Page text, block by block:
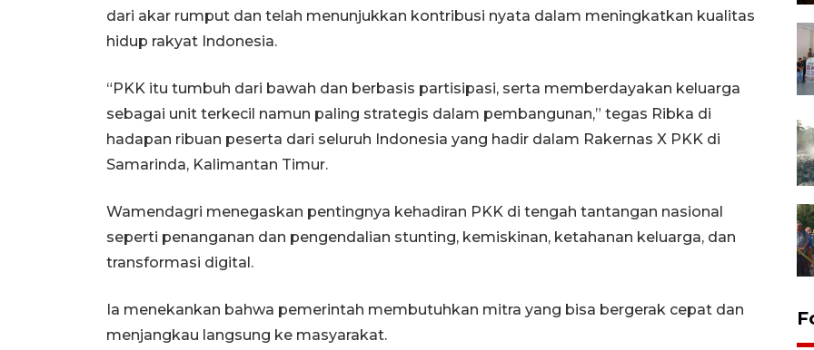
dari akar rumput dan telah menunjukkan kontribusi nyata dalam meningkatkan kualitas
hidup rakyat Indonesia.
“PKK itu tumbuh dari bawah dan berbasis partisipasi, serta memberdayakan keluarga
sebagai unit terkecil namun paling strategis dalam pembangunan,” tegas Ribka di
hadapan ribuan peserta dari seluruh Indonesia yang hadir dalam Rakernas X PKK di
Samarinda, Kalimantan Timur.
Wamendagri menegaskan pentingnya kehadiran PKK di tengah tantangan nasional
seperti penanganan dan pengendalian stunting, kemiskinan, ketahanan keluarga, dan
transformasi digital.
Ia menekankan bahwa pemerintah membutuhkan mitra yang bisa bergerak cepat dan
menjangkau langsung ke masyarakat.